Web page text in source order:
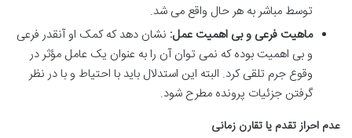
توسط مباشر به هر حال واقع می شد.
ماهیت فرعی و بی اهمیت عمل: نشان دهد که کمک او آنقدر فرعی
و بی اهمیت بوده که نمی توان آن را به عنوان یک عامل مؤثر در
وقوع جرم تلقی کرد. البته این استدلال باید با احتیاط و با در نظر
گرفتن جزئیات پرونده مطرح شود.
عدم احراز تقدم یا تقارن زمانی